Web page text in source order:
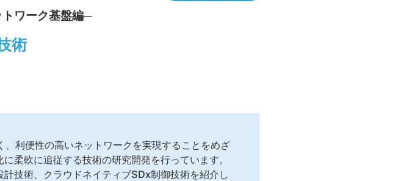
ワーク基盤編─
術
利便性の高いネットワークを実現することをめざ
柔軟に追従する技術の研究開発を行っています。
技術、クラウドネイティブSDx制御技術を紹介し